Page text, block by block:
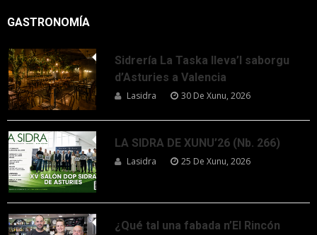
GASTRONOMÍA
Sidrería La Taska lleva’l saborgu
d’Asturies a Valencia
Lasidra 30 De Xunu, 2026
LA SIDRA DE XUNU’26 (Nb. 266)
Lasidra 25 De Xunu, 2026
¿Qué tal una fabada n’El Rincón